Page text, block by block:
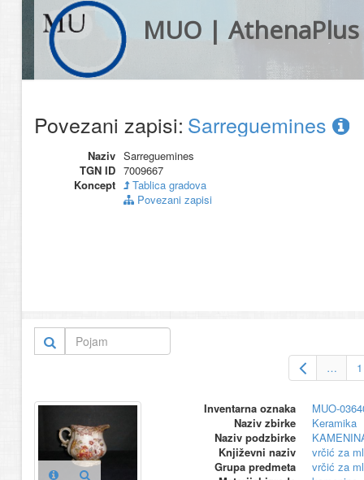
MUO | AthenaPlus
Povezani zapisi: Sarreguemines
Naziv Sarreguemines
TGN ID 7009667
Koncept
Tablica gradova
Povezani zapisi
… 1
Inventarna oznaka
MUO-
Naziv zbirke
Keramika
Naziv podzbirke
Književni naziv
vrčić za
Grupa predmeta
vrčić za